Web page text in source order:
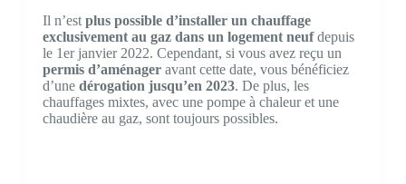
Il n’est plus possible d’installer un chauffage
exclusivement au gaz dans un logement neufdepuis
le 1er janvier 2022. Cependant, si vous avez reçu un
permis d’aménageravant cette date, vous bénéficiez
d’une dérogation jusqu’en 2023. De plus, les
chauffages mixtes, avec une pompe à chaleur et une
chaudière au gaz, sont toujours possibles.